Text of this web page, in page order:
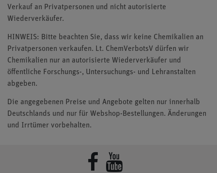
Verkauf an Privatpersonen und nicht autorisierte
Wiederverkäufer.
HINWEIS: Bitte beachten Sie, dass wir keine Chemikalien an
Privatpersonen verkaufen. Lt. ChemVerbotsV dürfen wir
Chemikalien nur an autorisierte Wiederverkäufer und
öffentliche Forschungs-, Untersuchungs- und Lehranstalten
abgeben.
Die angegebenen Preise und Angebote gelten nur innerhalb
Deutschlands und nur für Webshop-Bestellungen. Änderungen
und Irrtümer vorbehalten.